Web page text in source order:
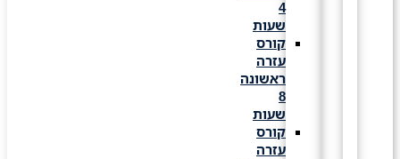
שעות
קורס
עזרה
ראשונה
שעות
קורס
עזרה